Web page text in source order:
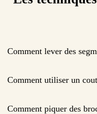
Comment lever des
Comment utiliser un
Comment piquer des